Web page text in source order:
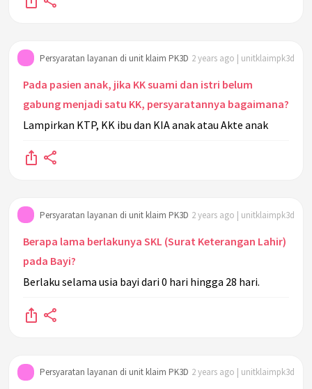
Persyaratan layanan di unit klaim PK3D 2 years ago | unitklaimpk3d
Pada pasien anak, jika KK suami dan istri belum
gabung menjadi satu KK, persyaratannya bagaimana?
Lampirkan KTP, KK ibu dan KIA anak atau Akte anak
Persyaratan layanan di unit klaim PK3D 2 years ago | unitklaimpk3d
Berapa lama berlakunya SKL (Surat Keterangan Lahir)
pada Bayi?
Berlaku selama usia bayi dari 0 hari hingga 28 hari.
Persyaratan layanan di unit klaim PK3D 2 years ago | unitklaimpk3d